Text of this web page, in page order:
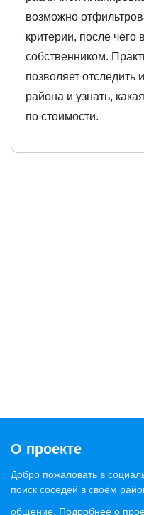
возможно
критерии, после чего
собственником.
позволяет отследить
района и узнать,
по стоимости.
О проекте
Добро пожаловать в
поиск соседей в своём
общение. Подробнее о